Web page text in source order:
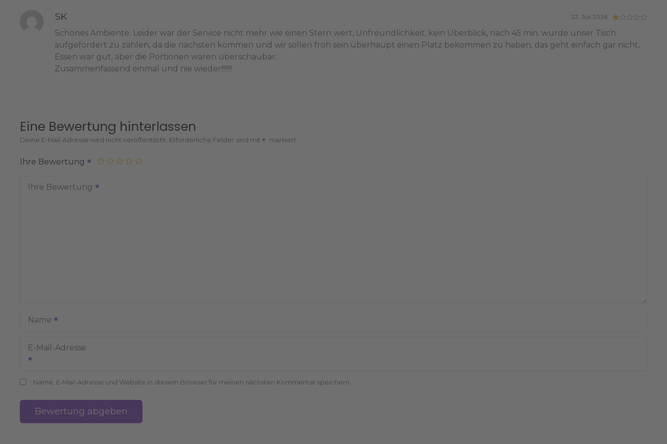
SK 22. Juli 2026
Schönes Ambiente. Leider war der Service nicht mehr wie einen Stern wert, Unfreundlichkeit, kein Überblick, nach 45 min. wurde unser Tisch
aufgefordert zu zahlen, da die nächsten kommen und wir sollen froh sein überhaupt einen Platz bekommen zu haben, das geht einfach gar nicht,
Essen war gut, aber die Portionen waren überschaubar.
Zusammenfassend einmal und nie wieder!!!!!!!
Eine Bewertung hinterlassen
Deine E-Mail-Adresse wird nicht veröffentlicht. Erforderliche Felder sind mit markiert
Ihre Bewertung
Ihre Bewertung
Name
E-Mail-Adresse
Name, E-Mail-Adresse und Website in diesem Browser für meinen nächsten Kommentar speichern.